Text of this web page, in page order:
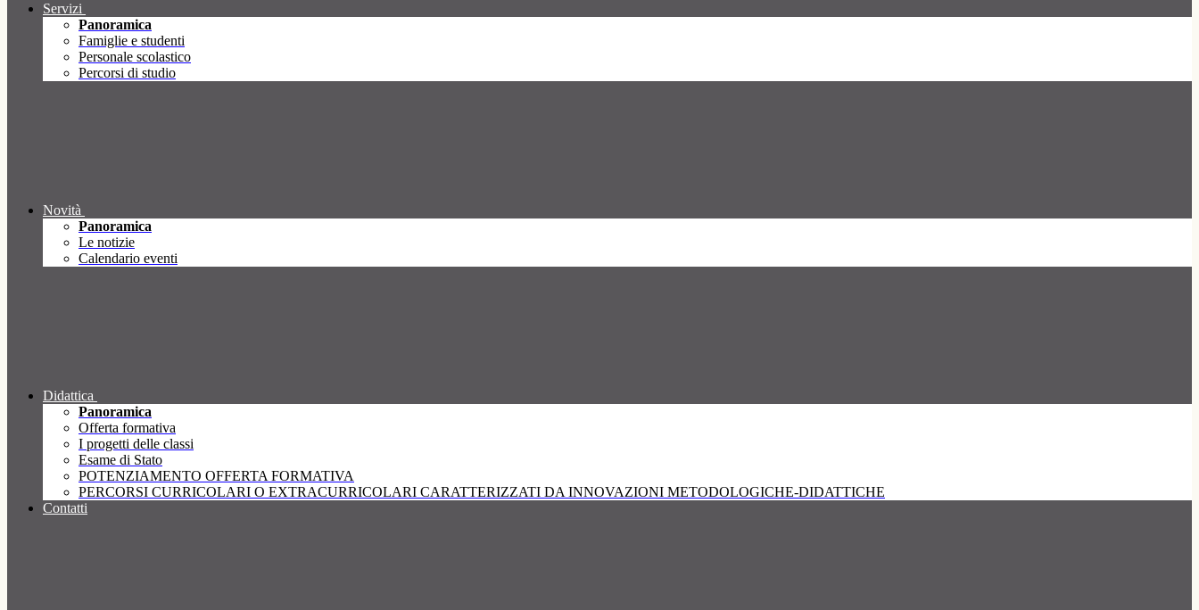
Servizi
Panoramica
Famiglie e studenti
Personale scolastico
Percorsi di studio
Novità
Panoramica
Le notizie
Calendario eventi
Didattica
Panoramica
Offerta formativa
I progetti delle classi
Esame di Stato
POTENZIAMENTO OFFERTA FORMATIVA
PERCORSI CURRICOLARI O EXTRACURRICOLARI CARATTERIZZATI DA INNOVAZIONI METODOLOGICHE-DIDATTICHE
Contatti